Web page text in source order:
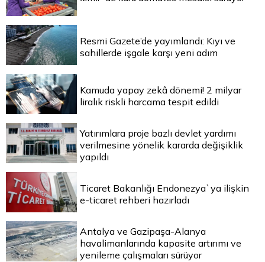
Resmi Gazete’de yayımlandı: Kıyı ve
sahillerde işgale karşı yeni adım
Kamuda yapay zekâ dönemi! 2 milyar
liralık riskli harcama tespit edildi
Yatırımlara proje bazlı devlet yardımı
verilmesine yönelik kararda değişiklik
yapıldı
Ticaret Bakanlığı Endonezya`ya ilişkin
e-ticaret rehberi hazırladı
Antalya ve Gazipaşa-Alanya
havalimanlarında kapasite artırımı ve
yenileme çalışmaları sürüyor